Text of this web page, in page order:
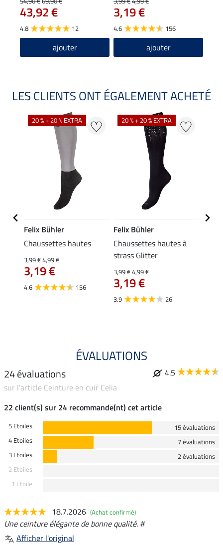
43,92 €
4.8 12
ajouter
3,19 €
4.6 156
ajouter
LES CLIENTS ONT ÉGALEMENT ACHETÉ
20 % + 20 % EXTRA
Felix Bühler
Chaussettes hautes
3,99 €4,99 €
3,19 €
4.6 156
20 % + 20 % EXTRA
Felix Bühler
Chaussettes hautes à
strass Glitter
3,99 €4,99 €
3,19 €
3.9 26
ÉVALUATIONS
24 évaluations
4.5
sur l'article Ceinture en cuir Celia
22 client(s) sur 24 recommande(nt) cet article
5 Etoiles
15 évaluations
4 Etoiles
7 évaluations
3 Etoiles
2 évaluations
2 Etoiles
1 Etoile
18.7.2026 (Achat confirmé)
Une ceinture élégante de bonne qualité. #
Afficher l'original